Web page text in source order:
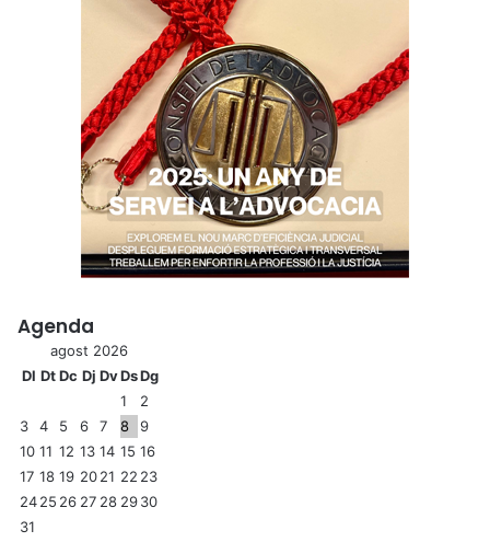
Agenda
agost 2026
Dl DtDc Dj DvDsDg
1
2
3
4 5 6 7 8
9
10 11 12 13 14 15 16
17 18 19 2021 22 23
2425 26 27 28 2930
31